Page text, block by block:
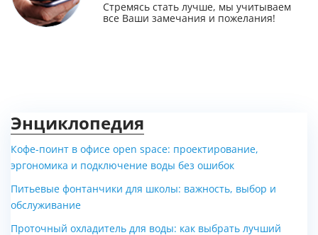
Стремясь стать лучше, мы учитываем
все Ваши замечания и пожелания!
Энциклопедия
Кофе-поинт в офисе open space: проектирование,
эргономика и подключение воды без ошибок
Питьевые фонтанчики для школы: важность, выбор и
обслуживание
Проточный охладитель для воды: как выбрать лучший